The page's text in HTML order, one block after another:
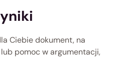
Ciebie dokument, na
pomoc w argumentacji,